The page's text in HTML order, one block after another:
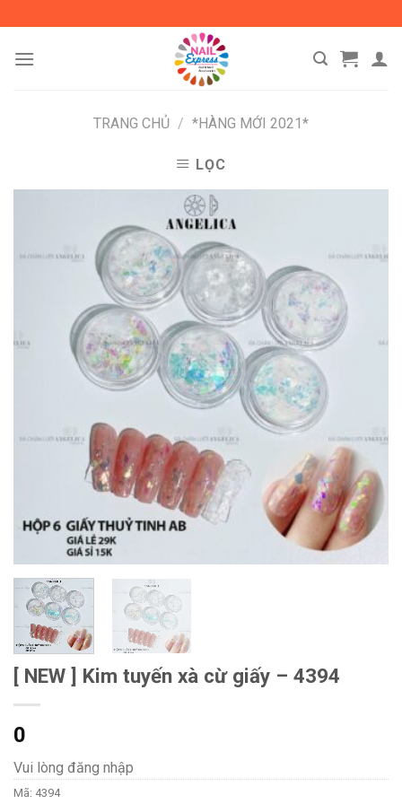
content
TRANG CHỦ / *HÀNG MỚI 2021*
LỌC
[ NEW ] Kim tuyến xà cừ giấy – 4394
0
Vui lòng đăng nhập
Mã: 4394